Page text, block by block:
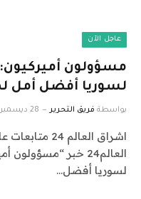
عاجل الآن
مسؤولون
لسوريا أفضل أمل
بواسطة فريق التحرير 28 ديسمبر، 2024
اشراق
العالم24 خبر
لسوريا أفضل…